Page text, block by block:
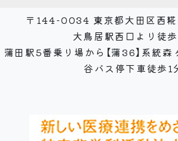
〒144-0034 東京都大田区西
大鳥居駅西口より徒
蒲田駅5番乗り場から【蒲36】系統森
谷バス停下車徒歩1